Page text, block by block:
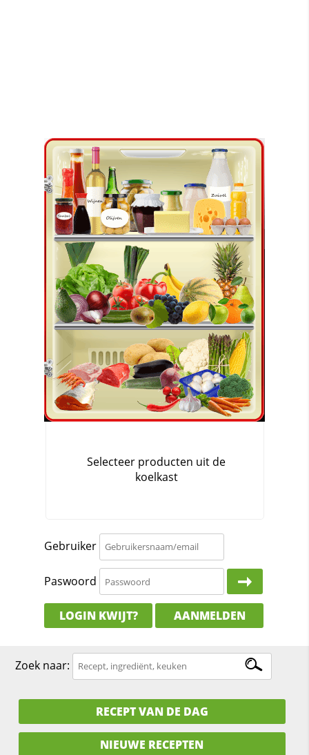
Gebruiker
Paswoord
LOGIN KWIJT? AANMELDEN
Zoek naar:
RECEPT VAN DE DAG
NIEUWE RECEPTEN